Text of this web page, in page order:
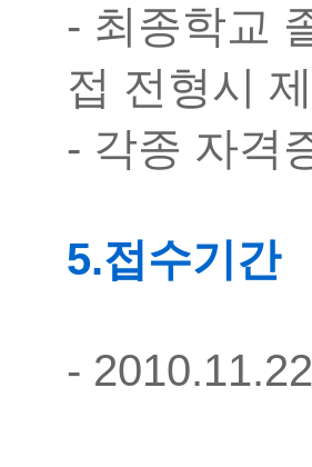
- 최종학교
접 전형시
- 각종 자격
5.접수기간
-